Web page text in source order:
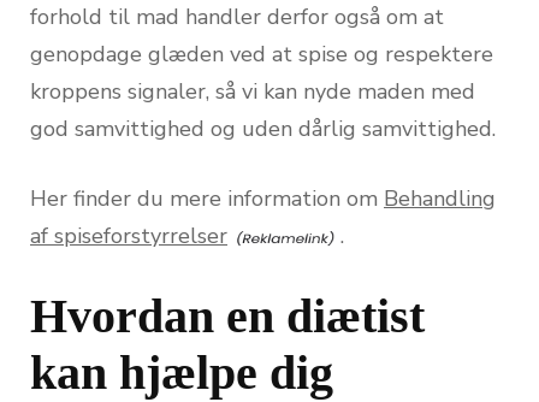
forhold til mad handler derfor også om at
genopdage glæden ved at spise og respektere
kroppens signaler, så vi kan nyde maden med
god samvittighed og uden dårlig samvittighed.
Her finder du mere information om Behandling
af spiseforstyrrelser
.
Hvordan en diætist
kan hjælpe dig